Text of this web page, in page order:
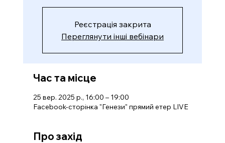
Реєстрація закрита
Переглянути інші вебінари
Час та місце
25 вер. 2025 р., 16:00 – 19:00
Facebook-сторінка "Генези" прямий етер LIVE
Про захід